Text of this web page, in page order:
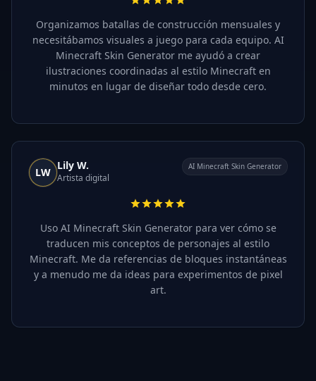
Organizamos batallas de construcción mensuales y
necesitábamos visuales a juego para cada equipo. AI
Minecraft Skin Generator me ayudó a crear
ilustraciones coordinadas al estilo Minecraft en
minutos en lugar de diseñar todo desde cero.
LW
Lily W.
Artista digital
AI Minecraft Skin Generator
Uso AI Minecraft Skin Generator para ver cómo se
traducen mis conceptos de personajes al estilo
Minecraft. Me da referencias de bloques instantáneas
y a menudo me da ideas para experimentos de pixel
art.